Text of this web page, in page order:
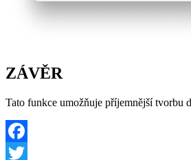
ZÁVĚR
Tato funkce umožňuje příjemnější tvorbu
Facebook